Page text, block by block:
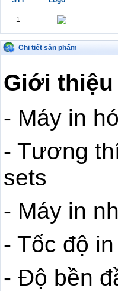
1
Chi tiết sản phẩm
Giới thiệu
- Máy in
- Tương
sets
- Máy in
- Tốc độ
- Độ bền